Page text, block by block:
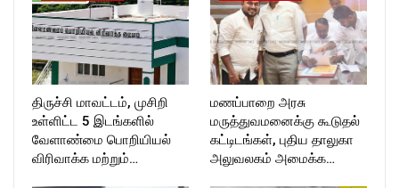
திருச்சி மாவட்டம், முசிறி
உள்ளிட்ட 5 இடங்களில்
வேளாண்மை பொறியியல்
விரிவாக்க மற்றும்…
மணப்பாறை அரசு
மருத்துவமனைக்கு கூடுதல்
கட்டிடங்கள், புதிய தாலுகா
அலுவலகம் அமைக்க…